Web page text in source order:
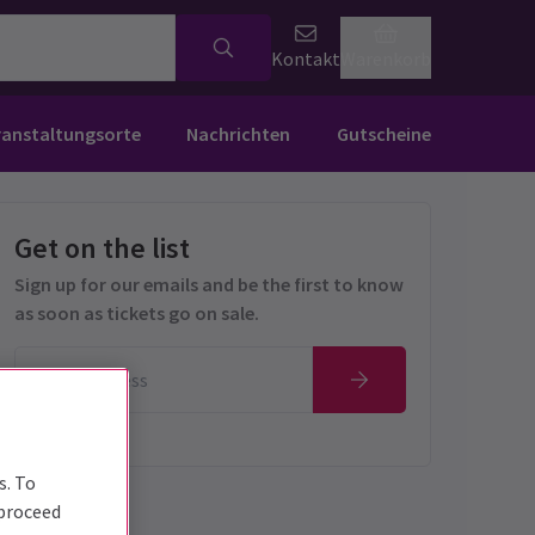
Kontakt
Nachrichten Gutscheine
Get on the list
Sign up for our emails and be the first to know
as soon as tickets go on sale.
To